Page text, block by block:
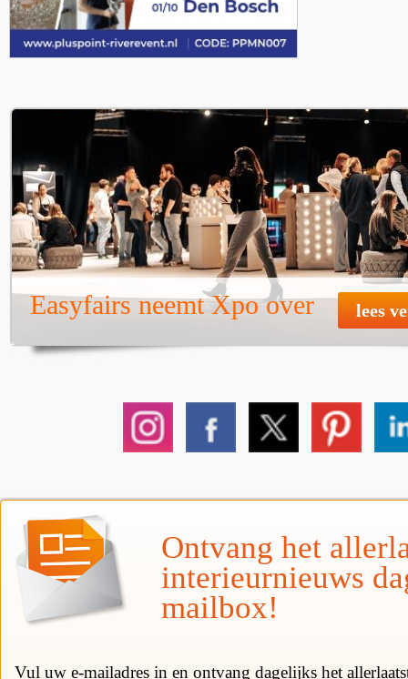
Easyfairs neemt Xpo over lees
Ontvang het
interieurnieuws
mailbox!
Vul uw e-mailadres in en ontvang dagelijks het